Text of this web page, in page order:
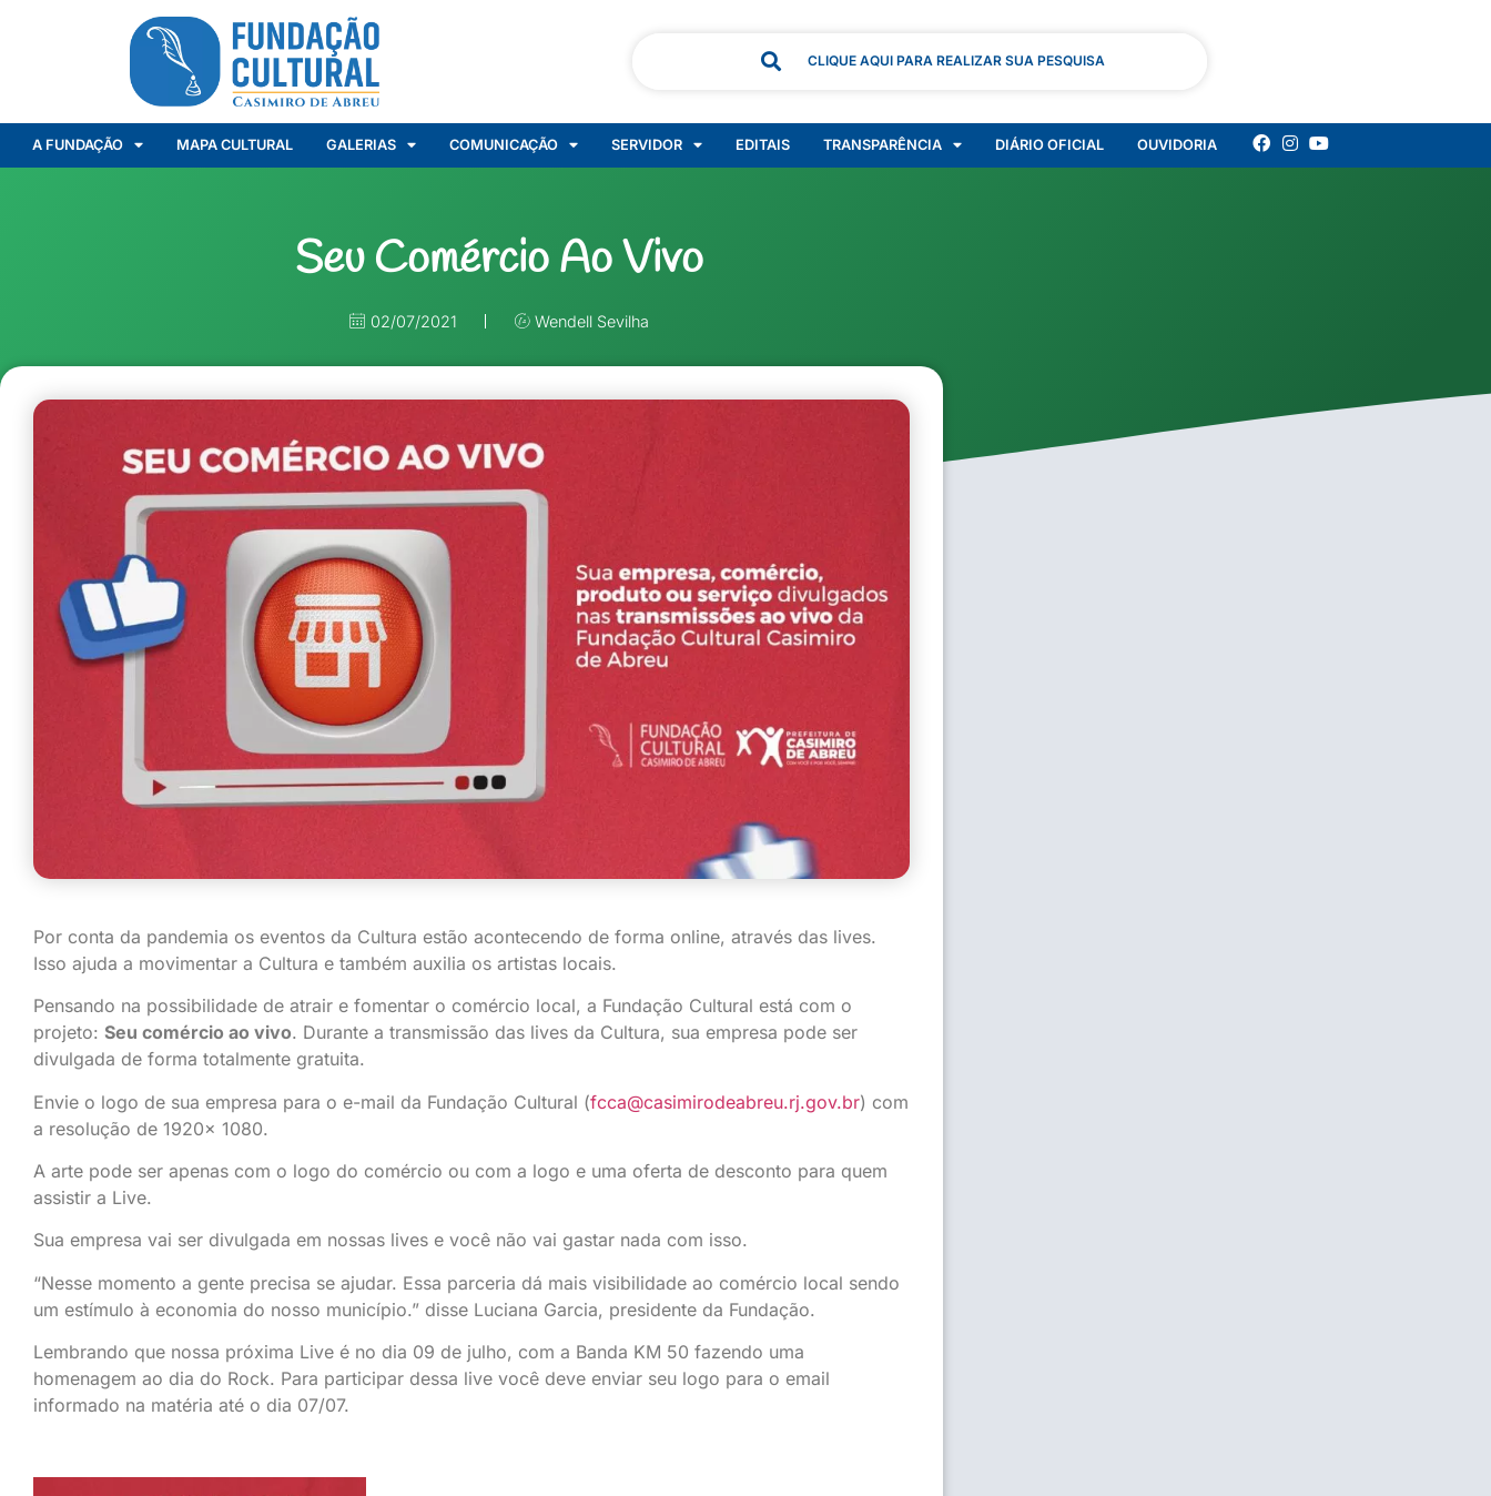
CLIQUE AQUI PARA REALIZAR SUA PESQUISA
A FUNDAÇÃO MAPA CULTURAL GALERIAS COMUNICAÇÃO SERVIDOR EDITAIS TRANSPARÊNCIA DIÁRIO OFICIAL OUVIDORIA
Seu Comércio Ao Vivo
02/07/2021 Wendell Sevilha
Por conta da pandemia os eventos da Cultura estão acontecendo de forma online, através das lives.
Isso ajuda a movimentar a Cultura e também auxilia os artistas locais.
Pensando na possibilidade de atrair e fomentar o comércio local, a Fundação Cultural está com o
projeto: Seu comércio ao vivo. Durante a transmissão das lives da Cultura, sua empresa pode ser
divulgada de forma totalmente gratuita.
Envie o logo de sua empresa para o e-mail da Fundação Cultural (fcca@casimirodeabreu.rj.gov.br) com
a resolução de 1920x 1080.
A arte pode ser apenas com o logo do comércio ou com a logo e uma oferta de desconto para quem
assistir a Live.
Sua empresa vai ser divulgada em nossas lives e você não vai gastar nada com isso.
“Nesse momento a gente precisa se ajudar. Essa parceria dá mais visibilidade ao comércio local sendo
um estímulo à economia do nosso município.” disse Luciana Garcia, presidente da Fundação.
Lembrando que nossa próxima Live é no dia 09 de julho, com a Banda KM 50 fazendo uma
homenagem ao dia do Rock. Para participar dessa live você deve enviar seu logo para o email
informado na matéria até o dia 07/07.